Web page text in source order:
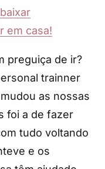
em casa!
preguiça de ir?
trainner
as nossas
foi a de fazer
tudo voltando
e os